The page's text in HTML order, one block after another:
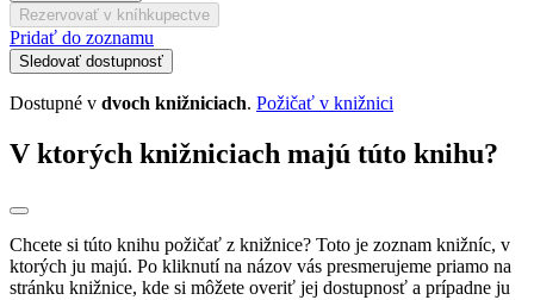
Rezervovať v kníhkupectve
Pridať do zoznamu
Sledovať dostupnosť
Dostupné v dvoch knižniciach. Požičať v knižnici
V ktorých knižniciach majú túto knihu?
Chcete si túto knihu požičať z knižnice? Toto je zoznam knižníc, v
ktorých ju majú. Po kliknutí na názov vás presmerujeme priamo na
stránku knižnice, kde si môžete overiť jej dostupnosť a prípadne ju